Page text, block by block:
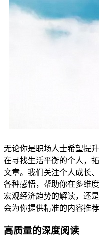
无论你是职场人士希望提
在寻找生活平衡的个人，
文章。我们关注个人成长
各种感悟，帮助你在多维
宏观经济趋势的解读，还
会为你提供精准的内容推荐
高质量的深度阅读